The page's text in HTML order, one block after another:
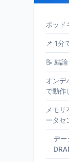
ポッド
📌 1分
📝 結論
オンデ
で動作
メモ
ータセ
デー